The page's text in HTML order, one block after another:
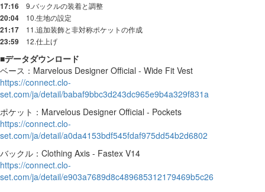
17:16 9.バックルの装着と調整
20:04 10.生地の設定
21:17 11.追加装飾と非対称ポケットの作成
23:59 12.仕上げ
■データダウンロード
ベース：Marvelous Designer Official - Wide Fit Vest
https://connect.clo-
set.com/ja/detail/babaf9bbc3d243dc965e9b4a329f831a
ポケット：Marvelous Designer Official - Pockets
https://connect.clo-
set.com/ja/detail/a0da4153bdf545fdaf975dd54b2d6802
バックル：Clothing Axis - Fastex V14
https://connect.clo-
set.com/ja/detail/e903a7689d8c489685312179469b5c26